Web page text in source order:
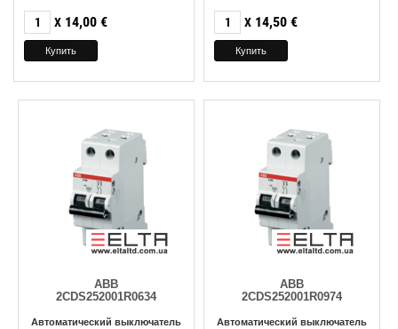
X 14,00 € X 14,50 €
ABB
2CDS252001R0634
Автоматический выключатель
ABB
2CDS252001R0974
Автоматический выключатель